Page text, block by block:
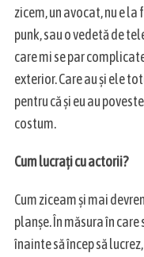
zicem, un avocat, nu e
punk, sau o vedetă de
care mi se par
exterior. Care au și ele
pentru că și eu au
costum.
Cum lucrați cu actorii?
Cum ziceam și mai
planșe. În măsura în
înainte să încep să